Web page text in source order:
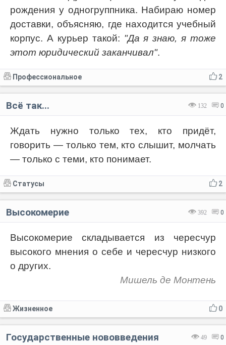
рождения у одногруппника. Набираю номер
доставки, объясняю, где находится учебный
корпус. А курьер такой: "Да я знаю, я тоже
этот юридический заканчивал".
2
Профессиональное
132 0
Всё так...
Ждать нужно только тех, кто придёт,
говорить — только тем, кто слышит, молчать
— только с теми, кто понимает.
2
Статусы
392 0
Высокомерие
Высокомерие складывается из чересчур
высокого мнения о себе и чересчур низкого
о других.
Мишель де Монтень
0
Жизненное
49 0
Государственные нововведения